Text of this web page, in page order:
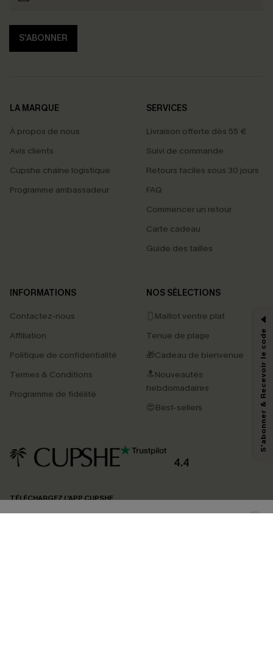
S'ABONNER
LA MARQUE
À propos de nous
Avis clients
Cupshe chaîne logistique
Programme ambassadeur
SERVICES
Livraison offerte dès 55 €
Suivi de commande
Retours faciles sous 30 jours
FAQ
Commencer un retour
Carte cadeau
Guide des tailles
INFORMATIONS
Contactez-nous
Affiliation
Politique de confidentialité
Termes & Conditions
Programme de fidélité
NOS SÉLECTIONS
🩱Maillot ventre plat
Tenue de plage
🎁Cadeau de bienvenue
🔝Nouveautés
hebdomadaires
😍Best-sellers
4.4
TÉLÉCHARGEZ L’APP CUPSHE
PROFITEZ DE -15%
-15% dès 2 Achetés par E-mail
*Un code par commande, valable une seule fois.
En soumettant votre adresse e-mail, vous acceptez de recevoir des e-mails
marketing (y compris du contenu généré par l'IA) de Cupshe et
reconnaissez avoir pris connaissance de nos
pouvons utiliser les données collectées sur notre site ainsi que des
produits susceptibles de vous intéresser, conformément à notre
Politique de
confidentialité
. Vous pouvez vous désabonner à tout moment.
S'abonner & Recevoir le code